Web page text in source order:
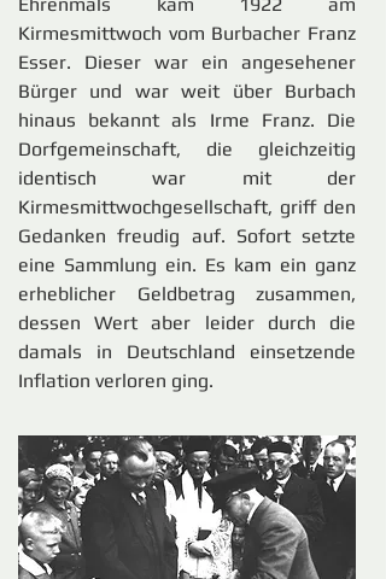
Kirmesmittwoch vom Burbacher Franz
Esser. Dieser war ein angesehener
Bürger und war weit über Burbach
hinaus bekannt als Irme Franz. Die
Dorfgemeinschaft, die gleichzeitig
identisch war mit der
Kirmesmittwochgesellschaft, griff den
Gedanken freudig auf. Sofort setzte
eine Sammlung ein. Es kam ein ganz
erheblicher Geldbetrag zusammen,
dessen Wert aber leider durch die
damals in Deutschland einsetzende
Inflation verloren ging.